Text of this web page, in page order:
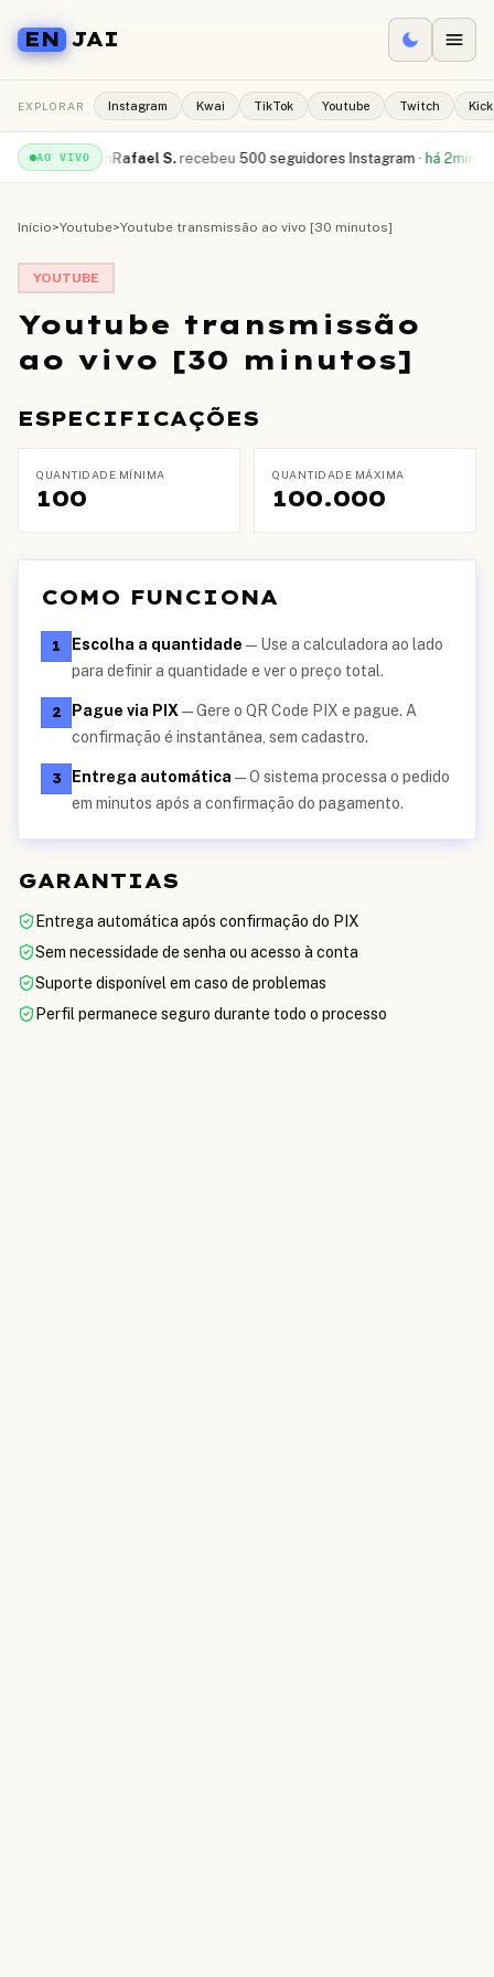
EN JAI
EXPLORAR Instagram Kwai TikTok Youtube Twitch Kick
AO VIVO
·há 1min Rafael S. recebeu 500 seguidores Instagram ·há 2min
Início>Youtube>Youtube transmissão ao vivo [30 minutos]
YOUTUBE
Youtube transmissão
ao vivo [30 minutos]
ESPECIFICAÇÕES
QUANTIDADE MÍNIMA
100
QUANTIDADE MÁXIMA
100.000
COMO FUNCIONA
1 Escolha a quantidade — Use a calculadora ao lado
para definir a quantidade e ver o preço total.
2 Pague via PIX —Gere o QR Code PIX e pague. A
confirmação é instantânea, sem cadastro.
3 Entrega automática —O sistema processa o pedido
em minutos após a confirmação do pagamento.
GARANTIAS
Entrega automática após confirmação do PIX
Sem necessidade de senha ou acesso à conta
Suporte disponível em caso de problemas
Perfil permanece seguro durante todo o processo